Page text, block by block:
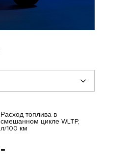
Расход топлива в
смешанном цикле WLTP,
л/100 км
-